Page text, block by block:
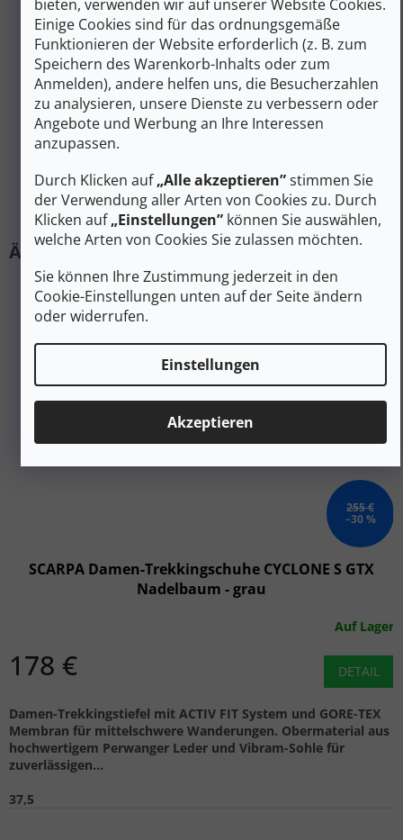
bieten, verwenden wir auf unserer Website Cookies.
Einige Cookies sind für das ordnungsgemäße
Funktionieren der Website erforderlich (z. B. zum
Speichern des Warenkorb-Inhalts oder zum
Anmelden), andere helfen uns, die Besucherzahlen
zu analysieren, unsere Dienste zu verbessern oder
Angebote und Werbung an Ihre Interessen
anzupassen.
Durch Klicken auf„Alle akzeptieren”stimmen Sie
der Verwendung aller Arten von Cookies zu. Durch
Klicken auf„Einstellungen” können Sie auswählen,
welche Arten von Cookies Sie zulassen möchten.
Sie können Ihre Zustimmung jederzeit in den
Cookie-Einstellungen unten auf der Seite ändern
oder widerrufen.
Einstellungen
Akzeptieren
(Wasserfestigkeit) :
(Wasserfestigkeit)
Farbe:
Braun
Gewicht/Paar (g):
1251 bis 1900 g
Schnürung:
Schnürsenkel
Kategorie (Gruppe)
von Schuhen:
B-medium Wandern
Produktart:
bestimmt:
Umreifung
#sizes_table#: /velikostni-tabulka-asolo/
255 €
–30 %
SCARPA Damen-Trekkingschuhe CYCLONE S GTX
Nadelbaum - grau
Auf Lager
178 € DETAIL
Damen-Trekkingstiefel mit ACTIV FIT System und GORE-TEX
Membran für mittelschwere Wanderungen. Obermaterial aus
hochwertigem Perwanger Leder und Vibram-Sohle für
zuverlässigen...
37,5